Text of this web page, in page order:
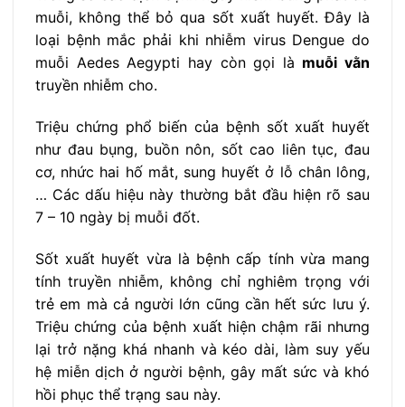
muỗi, không thể bỏ qua sốt xuất huyết. Đây là
loại bệnh mắc phải khi nhiễm virus Dengue do
muỗi Aedes Aegypti hay còn gọi là muỗi vằn
truyền nhiễm cho.
Triệu chứng phổ biến của bệnh sốt xuất huyết
như đau bụng, buồn nôn, sốt cao liên tục, đau
cơ, nhức hai hố mắt, sung huyết ở lỗ chân lông,
… Các dấu hiệu này thường bắt đầu hiện rõ sau
7 – 10 ngày bị muỗi đốt.
Sốt xuất huyết vừa là bệnh cấp tính vừa mang
tính truyền nhiễm, không chỉ nghiêm trọng với
trẻ em mà cả người lớn cũng cần hết sức lưu ý.
Triệu chứng của bệnh xuất hiện chậm rãi nhưng
lại trở nặng khá nhanh và kéo dài, làm suy yếu
hệ miễn dịch ở người bệnh, gây mất sức và khó
hồi phục thể trạng sau này.